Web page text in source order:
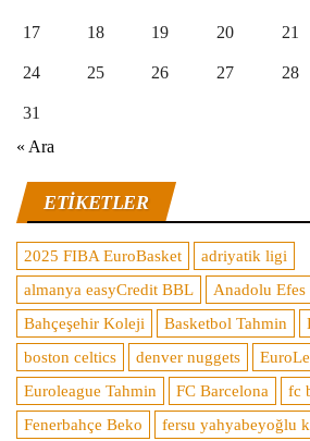
17 18 19 20 21
24 25 26 27 28
31
« Ara
ETIKETLER
2025 FIBA EuroBasket
adriyatik ligi
almanya easyCredit BBL
Anadolu Efes
Bahçeşehir Koleji
Basketbol Tahmin
boston celtics
denver nuggets
Euroleague Tahmin
FC Barcelona
fc
Fenerbahçe Beko
fersu yahyabeyoğlu